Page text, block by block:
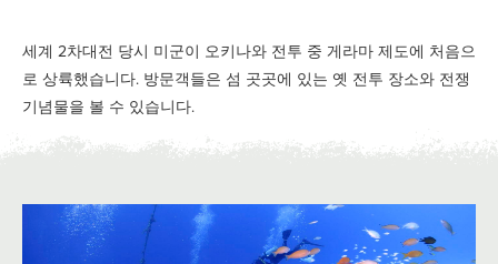
세계 2차대전 당시 미군이 오키나와 전투 중 게라마 제도에 처음으
로 상륙했습니다. 방문객들은 섬 곳곳에 있는 옛 전투 장소와 전쟁
기념물을 볼 수 있습니다.